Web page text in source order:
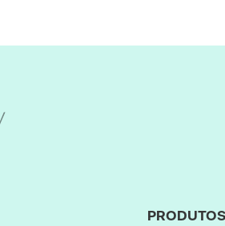
PRODUTOS